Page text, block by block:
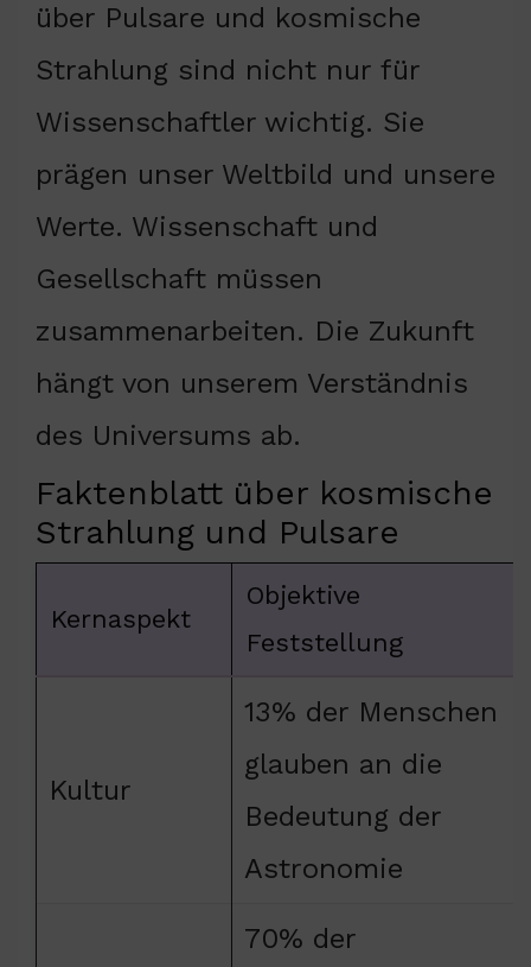
über Pulsare und kosmische
Strahlung sind nicht nur für
Wissenschaftler wichtig. Sie
prägen unser Weltbild und unsere
Werte. Wissenschaft und
Gesellschaft müssen
zusammenarbeiten. Die Zukunft
hängt von unserem Verständnis
des Universums ab.
Faktenblatt über kosmische
Strahlung und Pulsare
Kernaspekt
Objektive
Feststellung
Kultur
13% der Menschen
glauben an die
Bedeutung der
Astronomie
70% der